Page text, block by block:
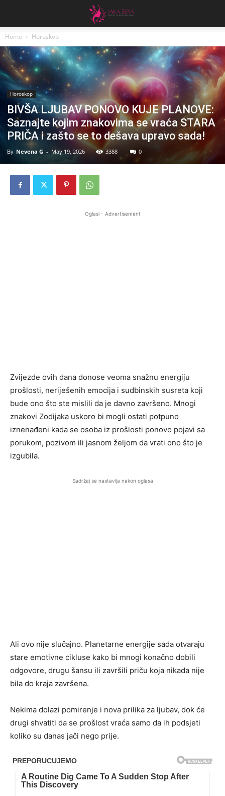
Home Horoskop
Horoskop
BIVŠA LJUBAV PONOVO KUJE PLANOVE:
Saznajte kojim znakovima se vraća STARA
PRIČA i zašto se to dešava upravo sada!
By Nevena G - May 19, 2026 3388 0
Oglasi - Advertisement
Zvijezde ovih dana donose veoma snažnu energiju
prošlosti, neriješenih emocija i sudbinskih susreta koji
bude ono što ste mislili da je davno završeno. Mnogi
znakovi Zodijaka uskoro bi mogli ostati potpuno
iznenađeni kada se osoba iz prošlosti ponovo pojavi sa
porukom, pozivom ili jasnom željom da vrati ono što je
izgubila.
Sadržaj se nastavlja nakon oglasa
Ali ovo nije slučajno. Planetarne energije sada otvaraju
stare emotivne cikluse kako bi mnogi konačno dobili
odgovore, drugu šansu ili završili priču koja nikada nije
bila do kraja završena.
Nekima dolazi pomirenje i nova prilika za ljubav, dok će
drugi shvatiti da se prošlost vraća samo da ih podsjeti
koliko su danas jači nego prije.